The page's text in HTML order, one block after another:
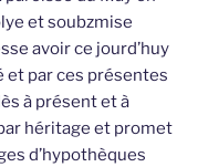
et soubzmise
avoir ce jourd’huy
par ces présentes
à présent et à
héritage et promet
d’hypothèques